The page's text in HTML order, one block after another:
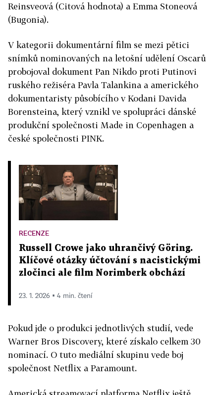
Reinsveová (Citová hodnota) a Emma Stoneová
(Bugonia).
V kategorii dokumentární film se mezi pětici
snímků nominovaných na letošní udělení Oscarů
probojoval dokument Pan Nikdo proti Putinovi
ruského režiséra Pavla Talankina a amerického
dokumentaristy působícího v Kodani Davida
Borensteina, který vznikl ve spolupráci dánské
produkční společnosti Made in Copenhagen a
české společnosti PINK.
RECENZE
Russell Crowe jako uhrančivý Göring.
Klíčové otázky účtování s nacistickými
zločinci ale film Norimberk obchází
23. 1. 2026 ▪ 4 min. čtení
Pokud jde o produkci jednotlivých studií, vede
Warner Bros Discovery, které získalo celkem 30
nominací. O tuto mediální skupinu vede boj
společnost Netflix a Paramount.